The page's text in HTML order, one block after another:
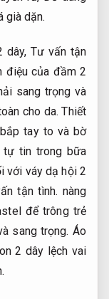
già dặn.
dây, Tư vấn tận
điệu của đầm 2
sang trọng và
cho da. Thiết
tay to và bờ
tự tin trong bữa
với váy dạ hội 2
tận tình. nàng
để trông trẻ
sang trọng. Áo
2 dây lệch vai